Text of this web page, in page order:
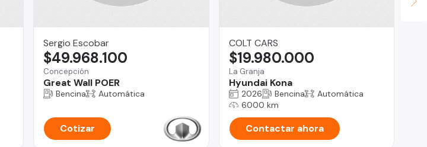
Sergio Escobar
Concepción
Great Wall POER
$49.968.100
Bencina Automática
Cotizar
COLT CARS
La Granja
Hyundai Kona
$19.980.000
2026 Bencina
Automática
6000 km
Contactar ahora